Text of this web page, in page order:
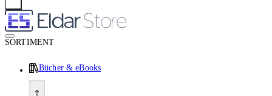
SORTIMENT
Bücher & eBooks